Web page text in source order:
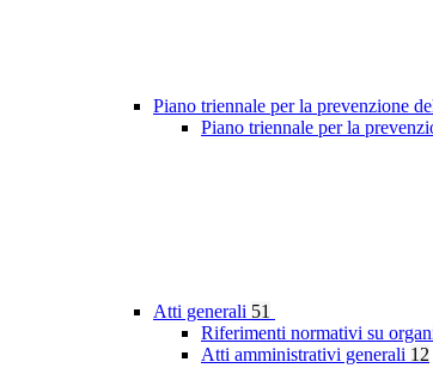
Piano triennale per la prevenzione
Piano triennale per la
Atti generali 51
Riferimenti normativi su
Atti amministrativi generali 12